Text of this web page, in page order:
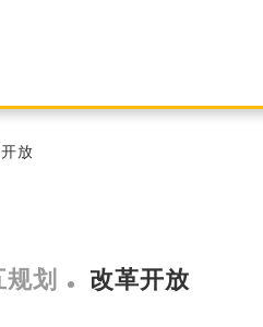
放
划 改革开放